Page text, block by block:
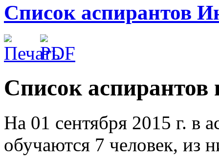
Список аспирантов
Список аспирантов
На 01 сентября 2015 г. в
обучаются 7 человек, из